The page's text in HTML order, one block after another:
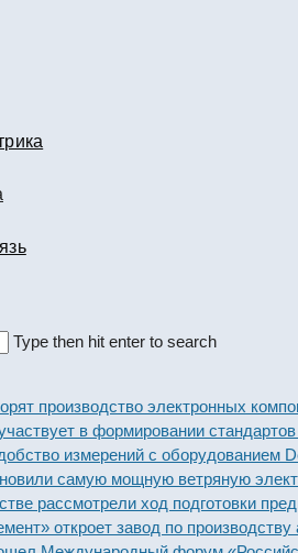
Type then hit enter to search
электронных
в формировании стандартов
измерений с оборудованием Dekraft
самую мощную ветряную
ход подготовки
откроет завод по производству